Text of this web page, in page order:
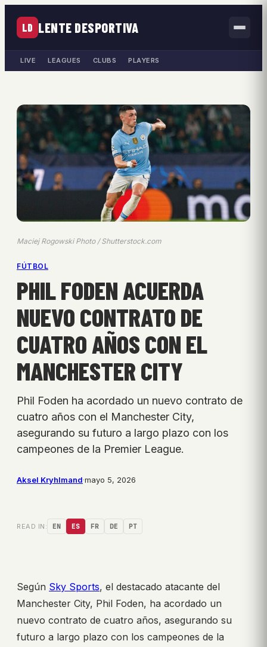
LD LENTE DESPORTIVA
LIVE LEAGUES CLUBS PLAYERS
Maciej Rogowski Photo / Shutterstock.com
FÚTBOL
PHIL FODEN ACUERDA
NUEVO CONTRATO DE
CUATRO AÑOS CON EL
MANCHESTER CITY
Phil Foden ha acordado un nuevo contrato de
cuatro años con el Manchester City,
asegurando su futuro a largo plazo con los
campeones de la Premier League.
Aksel Kryhlmand·mayo 5, 2026
READ IN: EN ES FR DE PT
Según Sky Sports, el destacado atacante del
Manchester City, Phil Foden, ha acordado un
nuevo contrato de cuatro años, asegurando su
futuro a largo plazo con los campeones de la